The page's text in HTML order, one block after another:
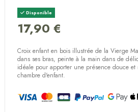
Disponible
17,90 €
Croix enfant en bois illustrée de la Vierge
dans ses bras, peinte à la main dans de
idéale pour apporter une présence douce et
chambre d'enfant.